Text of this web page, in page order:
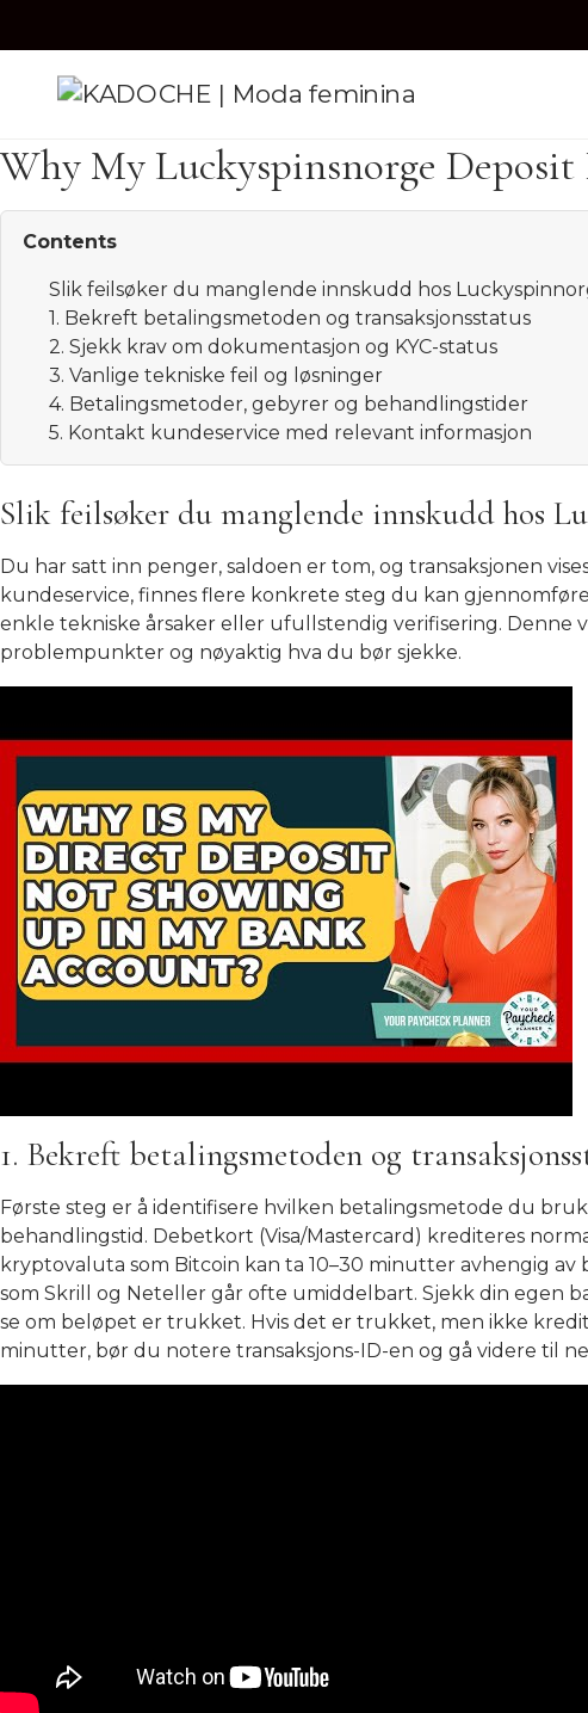
Why My Luckyspinsnorge
Contents
Slik feilsøker du manglende innskudd hos
1. Bekreft betalingsmetoden og transaksjonsstatus
2. Sjekk krav om dokumentasjon og KYC-status
3. Vanlige tekniske feil og løsninger
4. Betalingsmetoder, gebyrer og behandlingstider
5. Kontakt kundeservice med relevant informasjon
Slik feilsøker du manglende innskudd hos
Du har satt inn penger, saldoen er tom, og transaksjonen
kundeservice, finnes flere konkrete steg du kan
enkle tekniske årsaker eller ufullstendig verifisering. Denne
problempunkter og nøyaktig hva du bør sjekke.
1. Bekreft betalingsmetoden og
Første steg er å identifisere hvilken betalingsmetode du
behandlingstid. Debetkort (Visa/Mastercard) krediteres
kryptovaluta som Bitcoin kan ta 10–30 minutter avhengig
som Skrill og Neteller går ofte umiddelbart. Sjekk din egen
se om beløpet er trukket. Hvis det er trukket, men ikke
minutter, bør du notere transaksjons-ID-en og gå videre til